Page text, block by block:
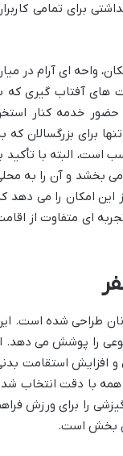
برای تمامی
واحه ای آرام در
های آفتاب گیری که
خدمه کنار
برای بزرگسالان که
است، البته با تأکید
بخشد و آن را به
این امکان را می دهد
ای متفاوت از
طراحی شده است.
را پوشش می دهد.
و افزایش استقامت
همه با دقت انتخاب
را برای ورزش
بخش است.